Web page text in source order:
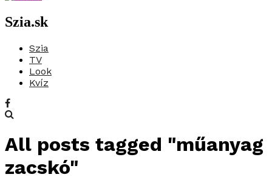
Szia.sk
Szia
TV
Look
Kvíz
All posts tagged "műanyag
zacskó"